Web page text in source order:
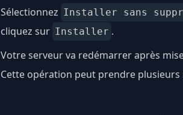
Sélectionnez Installer sans
cliquez sur Installer .
Votre serveur va redémarrer après
Cette opération peut prendre plusieurs